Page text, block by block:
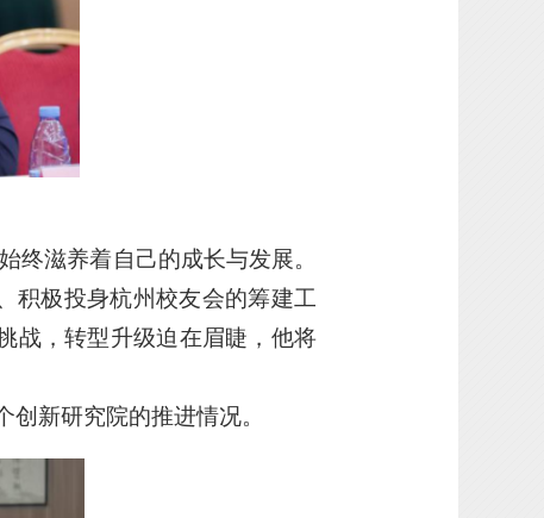
终滋养着自己的成长与发展。
积极投身杭州校友会的筹建工
战，转型升级迫在眉睫，他将
创新研究院的推进情况。